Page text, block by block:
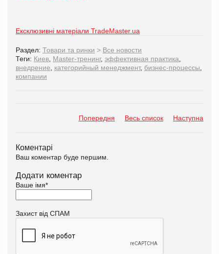
Ексклюзивні матеріали TradeMaster.ua
Раздел: Товари та ринки > Все новости
Теги: Киев Master-тренинг, эффективная практика
внедрение
категорийный менеджмент, бизнес-процессы
компании
Попередня Весь список Наступна
Коментарі
Ваш коментар буде першим.
Додати коментар
Ваше імя*
Захист від СПАМ